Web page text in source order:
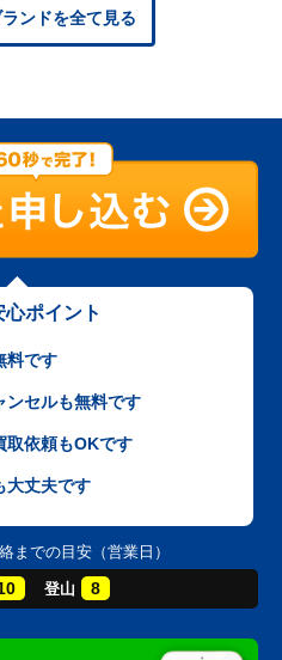
ンドを全て見る
ポイント
料です
ンセルも無料です
取依頼もOKです
大丈夫です
までの目安（営業日）
登山 8